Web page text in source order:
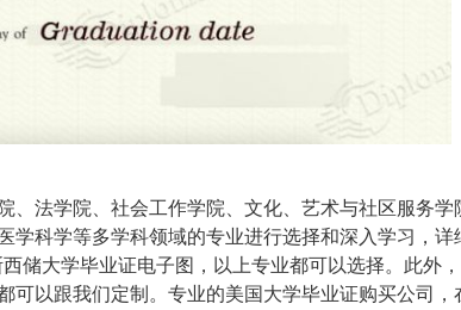
、法学院、社会工作学院、文化、艺术与社区服务学
学科学等多学科领域的专业进行选择和深入学习，详
储大学毕业证电子图，以上专业都可以选择。此外
可以跟我们定制。专业的美国大学毕业证购买公司，